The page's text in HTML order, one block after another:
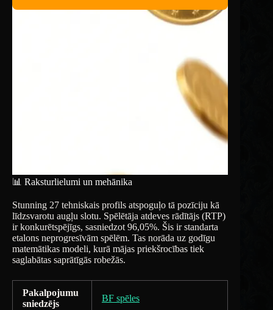
📊 Raksturlielumi un mehānika
Stunning 27 tehniskais profils atspoguļo tā pozīciju kā
līdzsvarotu augļu slotu. Spēlētāja atdeves rādītājs (RTP)
ir konkurētspējīgs, sasniedzot 96,05%. Šis ir standarta
etalons neprogresīvām spēlēm. Tas norāda uz godīgu
matemātikas modeli, kurā mājas priekšrocības tiek
saglabātas saprātīgās robežās.
Pakalpojumu
sniedzējs
BF spēles